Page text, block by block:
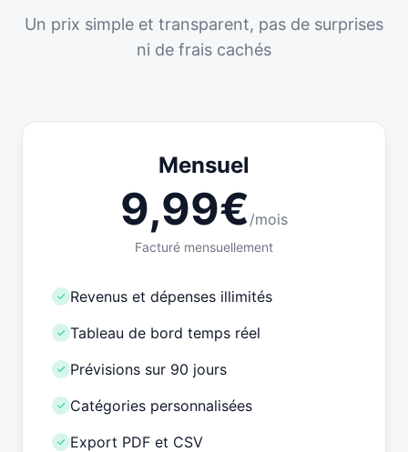
Un prix simple et transparent, pas de surprises
ni de frais cachés
Mensuel
9,99€ /mois
Facturé mensuellement
Revenus et dépenses illimités
Tableau de bord temps réel
Prévisions sur 90 jours
Catégories personnalisées
Export PDF et CSV